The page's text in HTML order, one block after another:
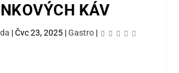
KÁV
|Čvc 23, 2025 |Gastro |